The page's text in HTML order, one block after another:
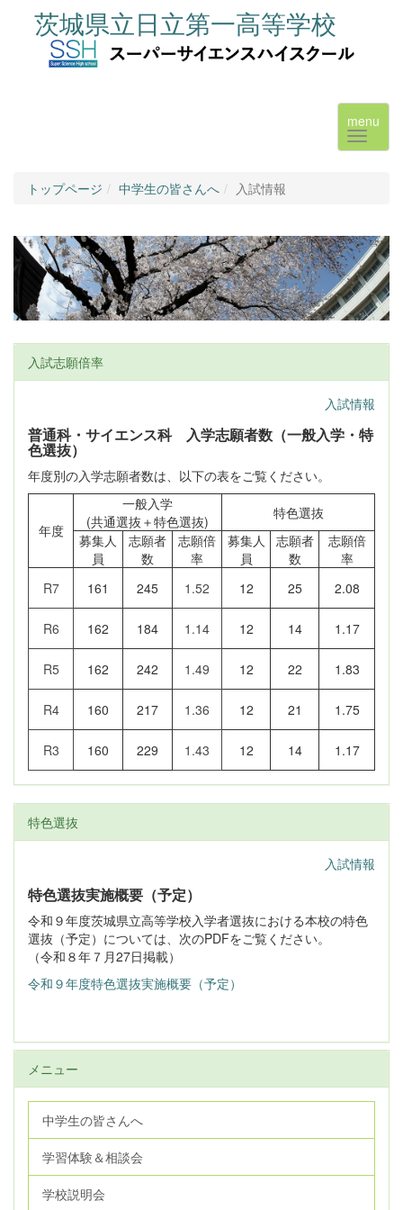
茨城県立日立第一高等学校
menu
トップページ 中学生の皆さんへ 入試情報
入試志願倍率
入試情報
普通科・サイエンス科 入学志願者数（一般入学・特
色選抜）
年度別の入学志願者数は、以下の表をご覧ください。
年度
一般入学
(共通選抜＋特色選抜)
特色選抜
募集人
員
志願者
数
志願倍
率
募集人
員
志願者
数
志願倍
率
R7
161 245 1.52 12 25 2.08
R6 162 184 1.14 12 14 1.17
R5 162 242 1.49 12 22 1.83
R4 160 217 1.36 12 21 1.75
R3 160 229 1.43 12 14 1.17
特色選抜
入試情報
特色選抜実施概要（予定）
令和９年度茨城県立高等学校入学者選抜における本校の特色
選抜（予定）については、次のPDFをご覧ください。
（令和８年７月27日掲載）
令和９年度特色選抜実施概要（予定）
メニュー
中学生の皆さんへ
学習体験＆相談会
学校説明会